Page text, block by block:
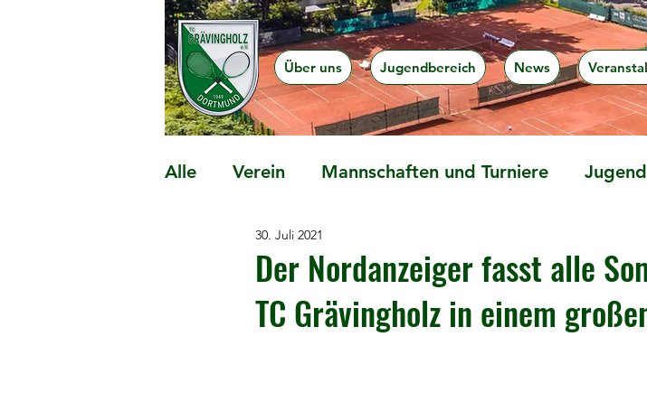
Über uns Jugendbereich News
Alle Verein Mannschaften und Turniere Jugend
Präventionsangebote
Der Nordanzeiger fasst alle
TC Grävingholz in einem
30. Juli 2021